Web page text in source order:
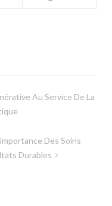
Au Service De La
Des Soins
Durables